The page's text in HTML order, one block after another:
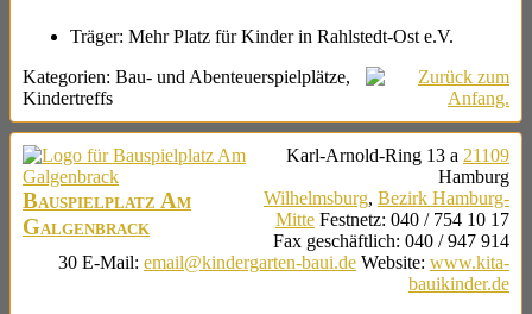
Träger: Mehr Platz für Kinder in Rahlstedt-Ost e.V.
Kategorien: Bau- und Abenteuerspielplätze,
Kindertreffs
Bauspielplatz Am
Galgenbrack
Karl-Arnold-Ring 13 a 21109
Hamburg
Wilhelmsburg, Bezirk Hamburg-
Mitte Festnetz: 040 / 754 10 17
Fax geschäftlich: 040 / 947 914
30 E-Mail: email@kindergarten-baui.de Website: www.kita-
bauikinder.de